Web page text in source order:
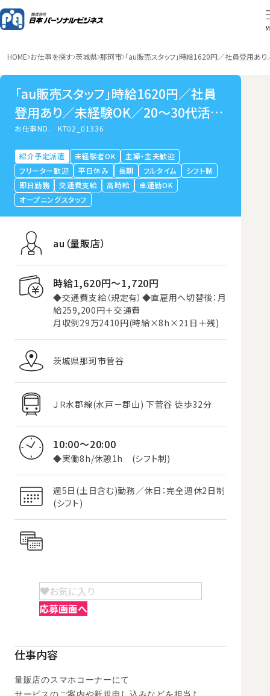
HOME お仕事を探す 茨城県 那珂市 「au販売スタッフ」時給1620円／社員登用
「au販売スタッフ」時給1620円／社員
登用あり／未経験OK／20～30代活躍
中／茨城県那珂市
お仕事NO.KT02_01336
紹介予定派遣 未経験者OK
主婦・主夫歓迎
フリーター歓迎
平日休み 長期 フルタイム
シフト制
即日勤務
交通費支給 高時給
車通勤OK
オープニングスタッフ
au（量販店）
時給1,620円〜1,720円
◆交通費支給（規定有）◆直雇用へ切替後：月
給259,200円＋交通費
月収例29万2410円(時給×8h×21日＋残)
茨城県那珂市菅谷
ＪＲ水郡線(水戸－郡山) 下菅谷 徒歩32分
10:00～20:00
◆実働8h/休憩1h (シフト制)
週5日(土日含む)勤務／休日：完全週休2日制
(シフト)
お気に入り
応募画面へ
仕事内容
量販店のスマホコーナーにて